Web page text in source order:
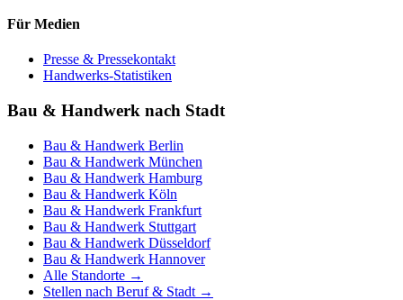
Für Medien
Presse & Pressekontakt
Handwerks-Statistiken
Bau & Handwerk nach Stadt
Bau & Handwerk Berlin
Bau & Handwerk München
Bau & Handwerk Hamburg
Bau & Handwerk Köln
Bau & Handwerk Frankfurt
Bau & Handwerk Stuttgart
Bau & Handwerk Düsseldorf
Bau & Handwerk Hannover
Alle Standorte →
Stellen nach Beruf & Stadt →